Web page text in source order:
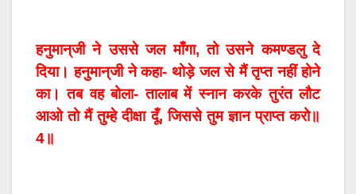
हनुमान्‌जी ने उससे जल माँगा, तो उसने कमण्डलु दे
दिया। हनुमान्‌जी ने कहा- थोड़े जल से मैं तृप्त नहीं होने
का। तब वह बोला- तालाब में स्नान करके तुरंत लौट
आओ तो मैं तुम्हे दीक्षा दूँ, जिससे तुम ज्ञान प्राप्त करो॥
4॥